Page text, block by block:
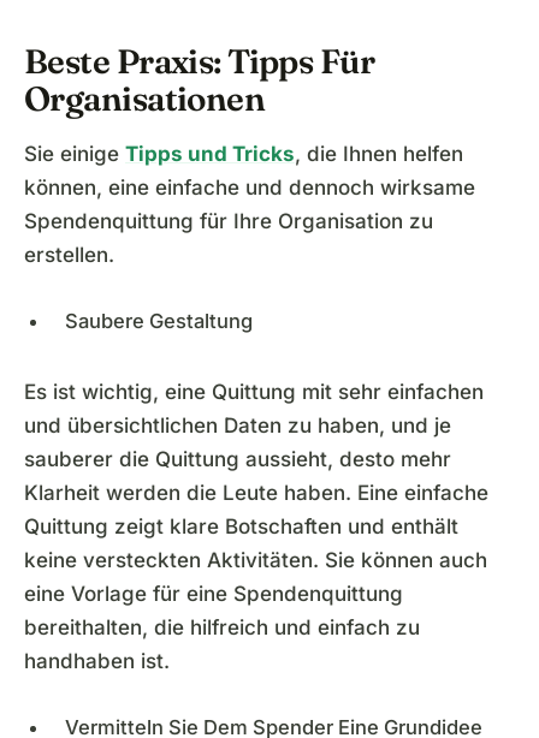
Beste Praxis: Tipps Für
Organisationen
Sie einige Tipps und Tricks, die Ihnen helfen
können, eine einfache und dennoch wirksame
Spendenquittung für Ihre Organisation zu
erstellen.
Saubere Gestaltung
Es ist wichtig, eine Quittung mit sehr einfachen
und übersichtlichen Daten zu haben, und je
sauberer die Quittung aussieht, desto mehr
Klarheit werden die Leute haben. Eine einfache
Quittung zeigt klare Botschaften und enthält
keine versteckten Aktivitäten. Sie können auch
eine Vorlage für eine Spendenquittung
bereithalten, die hilfreich und einfach zu
handhaben ist.
Vermitteln Sie Dem Spender Eine Grundidee